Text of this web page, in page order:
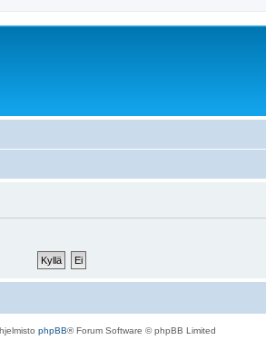
phpBB® Forum Software © phpBB Limited